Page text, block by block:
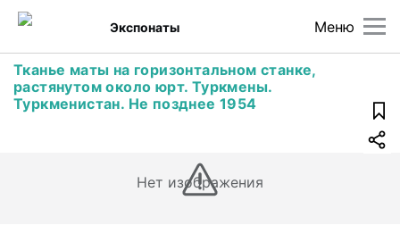
Меню
Экспонаты
Тканье маты на горизонтальном станке,
растянутом около юрт. Туркмены.
Туркменистан. Не позднее 1954
Нет изображения